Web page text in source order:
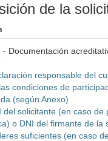
de la
- Documentación
responsable del
condiciones de
(según Anexo)
del solicitante (en caso de
o DNI del firmante de la
suficientes (en caso